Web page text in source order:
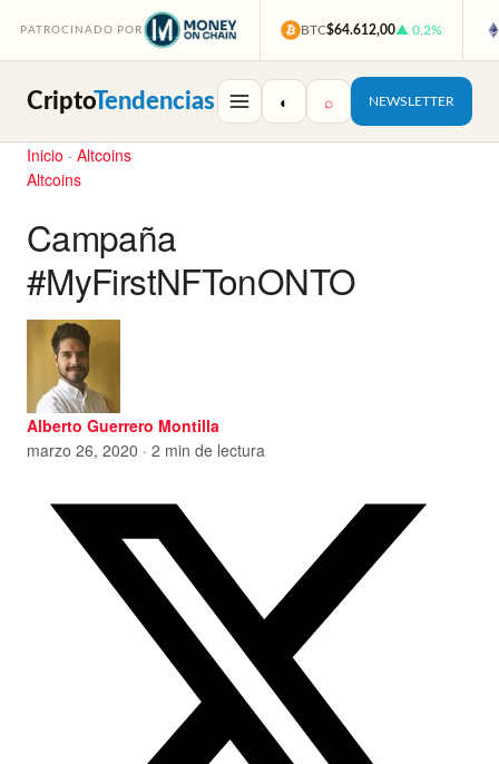
PATROCINADO POR BTC$64.612,00▲ 0,2%
CriptoTendencias ◐ ⌕ NEWSLETTER
Inicio · Altcoins
Altcoins
Campaña
#MyFirstNFTonONTO
Alberto Guerrero Montilla
marzo 26, 2020 · 2 min de lectura